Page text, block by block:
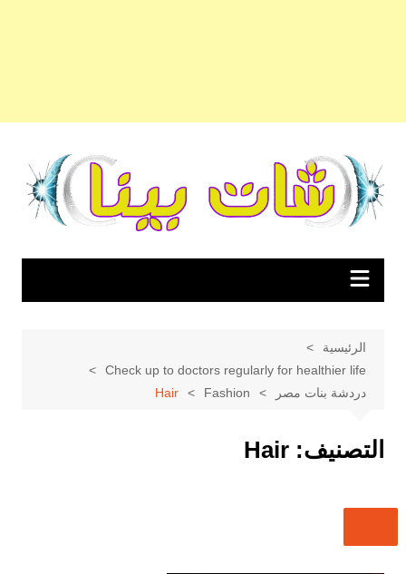
المحتوى
الرئيسية
Check up to doctors regularly for healthier life
دردشة بنات مصر
Fashion
Hair
التصنيف: Hair